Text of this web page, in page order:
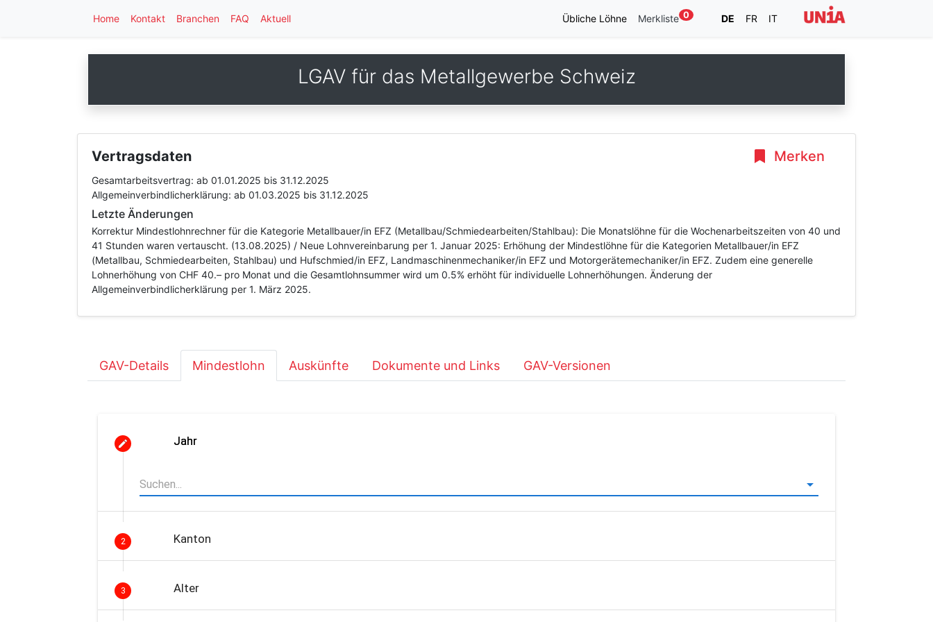
Home Kontakt Branchen FAQ Aktuell Übliche Löhne Merkliste 0 DE FR IT
LGAV für das Metallgewerbe Schweiz
Merken
Vertragsdaten
Gesamtarbeitsvertrag: ab 01.01.2025 bis 31.12.2025
Allgemeinverbindlicherklärung: ab 01.03.2025 bis 31.12.2025
Letzte Änderungen
Korrektur Mindestlohnrechner für die Kategorie Metallbauer/in EFZ (Metallbau/Schmiedearbeiten/Stahlbau): Die Monatslöhne für die Wochenarbeitszeiten von 40 und
41 Stunden waren vertauscht. (13.08.2025) / Neue Lohnvereinbarung per 1. Januar 2025: Erhöhung der Mindestlöhne für die Kategorien Metallbauer/in EFZ
(Metallbau, Schmiedearbeiten, Stahlbau) und Hufschmied/in EFZ, Landmaschinenmechaniker/in EFZ und Motorgerätemechaniker/in EFZ. Zudem eine generelle
Lohnerhöhung von CHF 40.– pro Monat und die Gesamtlohnsummer wird um 0.5% erhöht für individuelle Lohnerhöhungen. Änderung der
Allgemeinverbindlicherklärung per 1. März 2025.
GAV-Details Mindestlohn Auskünfte Dokumente und Links GAV-Versionen
Jahr
2 Kanton
3 Alter